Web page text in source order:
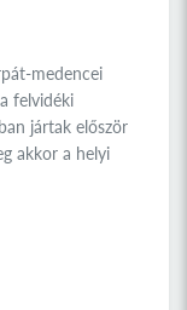
medencei
felvidéki
jártak először
akkor a helyi